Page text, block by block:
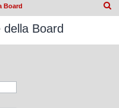
Board
Board